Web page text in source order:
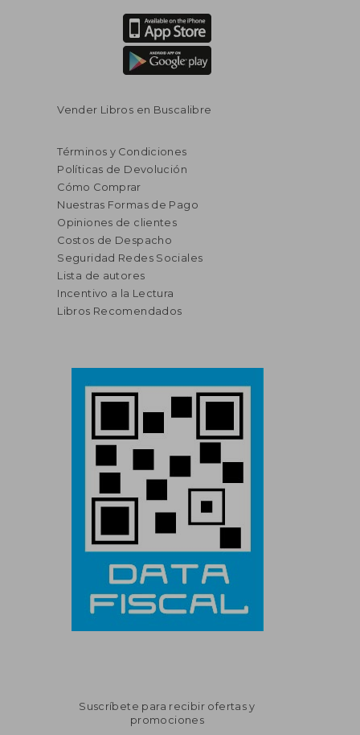
Vender Libros en Buscalibre
Términos y Condiciones
Políticas de Devolución
Cómo Comprar
Nuestras Formas de Pago
Opiniones de clientes
Costos de Despacho
Seguridad Redes Sociales
Lista de autores
Incentivo a la Lectura
Libros Recomendados
Suscríbete para recibir ofertas y
promociones